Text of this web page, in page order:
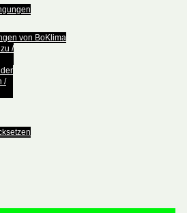
von BoKlima
/
/